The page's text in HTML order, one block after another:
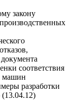
закону
соответствия
машин
разработки
(13.04.12)